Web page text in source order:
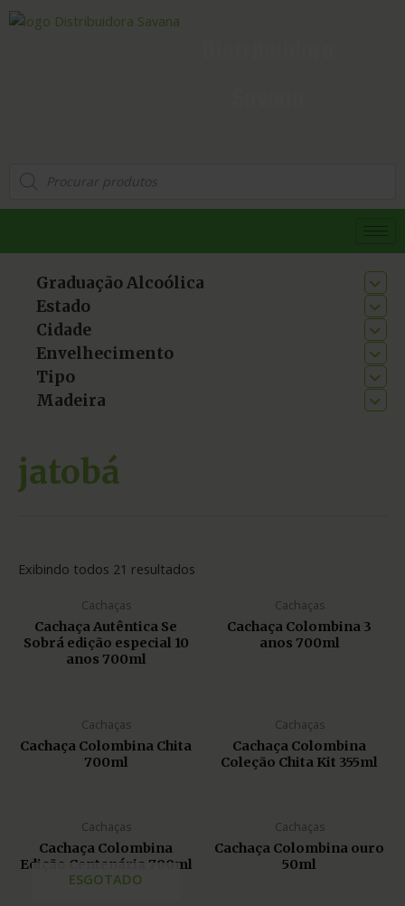
Graduação Alcoólica
Estado
Cidade
Envelhecimento
Tipo
Madeira
jatobá
Exibindo todos 21 resultados
Cachaças
Cachaça Autêntica Se
Sobrá edição especial 10
anos 700ml
Cachaças
Cachaça Colombina 3
anos 700ml
Cachaças
Cachaça Colombina Chita
700ml
Cachaças
Cachaça Colombina
Coleção Chita Kit 355ml
Cachaças
Cachaça Colombina
Edição Centenária 700ml
Cachaças
Cachaça Colombina ouro
50ml
ESGOTADO